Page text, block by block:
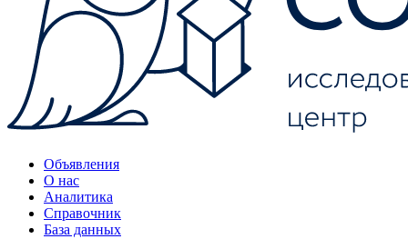
Объявления
О нас
Аналитика
Справочник
База данных